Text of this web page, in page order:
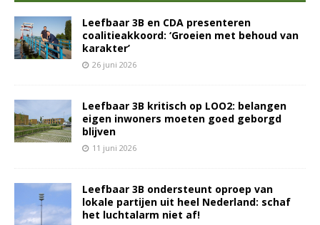
Leefbaar 3B en CDA presenteren
coalitieakkoord: ‘Groeien met behoud van
karakter’
26 juni 2026
Leefbaar 3B kritisch op LOO2: belangen
eigen inwoners moeten goed geborgd
blijven
11 juni 2026
Leefbaar 3B ondersteunt oproep van
lokale partijen uit heel Nederland: schaf
het luchtalarm niet af!